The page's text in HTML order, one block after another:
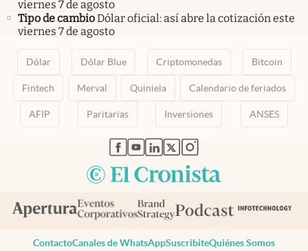
viernes 7 de agosto
Tipo de cambioDólar oficial: así abre la cotización este
viernes 7 de agosto
Dólar Dólar Blue Criptomonedas Bitcoin
Fintech Merval Quiniela Calendario de feriados
AFIP Paritarias Inversiones ANSES
abre en nueva pestaña
abre en nueva pestaña
abre en nueva pestaña
abre en nueva pestaña
abre en nueva pestaña
ContactoCanales de WhatsAppSuscribiteQuiénes Somos